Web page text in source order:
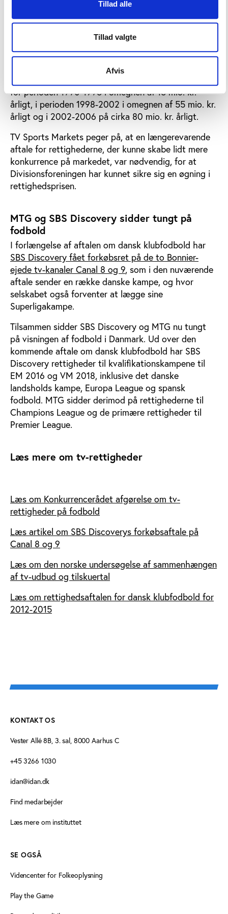
Tillad alle
Tillad valgte
Afvis
Stigningen tyder på, at prisudviklingen på de danske
fodboldrettigheder igen er på vej opad, efter at
prisen kun steg en smule mellem de seneste to
årligt til 367 mio. kr. årligt.
for perioden 1990-1995 i omegnen af 15 mio. kr.
årligt, i perioden 1998-2002 i omegnen af 55 mio. kr.
årligt og i 2002-2006 på cirka 80 mio. kr. årligt.
TV Sports Markets peger på, at en længerevarende
aftale for rettighederne, der kunne skabe lidt mere
konkurrence på markedet, var nødvendig, for at
Divisionsforeningen har kunnet sikre sig en øgning i
rettighedsprisen.
MTG og SBS Discovery sidder tungt på
fodbold
I forlængelse af aftalen om dansk klubfodbold har
SBS Discovery fået forkøbsret på de to Bonnier-
ejede tv-kanaler Canal 8 og 9, som i den nuværende
aftale sender en række danske kampe, og hvor
selskabet også forventer at lægge sine
Superligakampe.
Tilsammen sidder SBS Discovery og MTG nu tungt
på visningen af fodbold i Danmark. Ud over den
kommende aftale om dansk klubfodbold har SBS
Discovery rettigheder til kvalifikationskampene til
EM 2016 og VM 2018, inklusive det danske
landsholds kampe, Europa League og spansk
fodbold. MTG sidder derimod på rettighederne til
Champions League og de primære rettigheder til
Premier League.
Læs mere om tv-rettigheder
Læs om Konkurrencerådet afgørelse om tv-
rettigheder på fodbold
Læs artikel om SBS Discoverys forkøbsaftale på
Canal 8 og 9
Læs om den norske undersøgelse af sammenhængen
af tv-udbud og tilskuertal
Læs om rettighedsaftalen for dansk klubfodbold for
2012-2015
KONTAKT OS
Vester Allé 8B, 3. sal, 8000 Aarhus C
+45 3266 1030
idan@idan.dk
Find medarbejder
Læs mere om instituttet
SE OGSÅ
Videncenter for Folkeoplysning
Play the Game